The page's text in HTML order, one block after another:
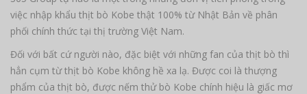
việc nhập khẩu thịt bò Kobe thật 100% từ Nhật Bản về phân
phối chính thức tại thị trường Việt Nam.
Đối với bất cứ người nào, đặc biệt với những fan của thịt bò thì
hẳn cụm từ thịt bò Kobe không hề xa lạ. Được coi là thượng
phẩm của thịt bò, được nếm thử bò Kobe chính hiệu là giấc mơ